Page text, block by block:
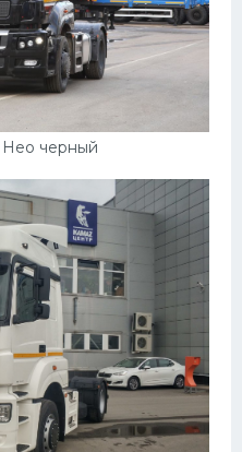
черный